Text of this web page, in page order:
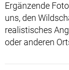
Ergänzende
uns, den
realistisches
oder anderen